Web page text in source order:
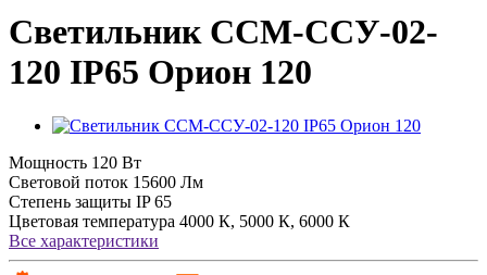
Светильник ССМ-ССУ-02-
120 IP65 Орион 120
Мощность 120 Вт
Световой поток 15600 Лм
Степень защиты IP 65
Цветовая температура 4000 К, 5000 К, 6000 К
Все характеристики